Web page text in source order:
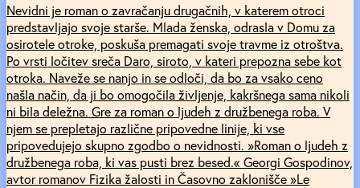
Nevidni je roman o zavračanju drugačnih, v katerem otroci
predstavljajo svoje starše. Mlada ženska, odrasla v Domu za
osirotele otroke, poskuša premagati svoje travme iz otroštva.
Po vrsti ločitev sreča Daro, siroto, v kateri prepozna sebe kot
otroka. Naveže se nanjo in se odloči, da bo za vsako ceno
našla način, da ji bo omogočila življenje, kakršnega sama nikoli
ni bila deležna. Gre za roman o ljudeh z družbenega roba. V
njem se prepletajo različne pripovedne linije, ki vse
pripovedujejo skupno zgodbo o nevidnosti. »Roman o ljudeh z
družbenega roba, ki vas pusti brez besed.« Georgi Gospodinov,
avtor romanov Fizika žalosti in Časovno zaklonišče »Le